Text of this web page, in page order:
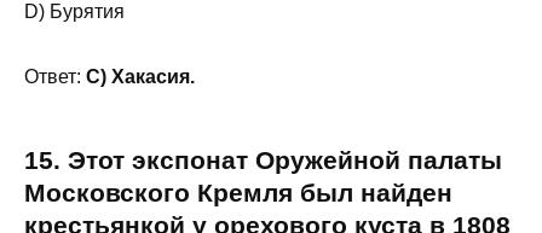
D) Бурятия
Ответ: C) Хакасия.
15. Этот экспонат Оружейной палаты
Московского Кремля был найден
крестьянкой у орехового куста в 1808